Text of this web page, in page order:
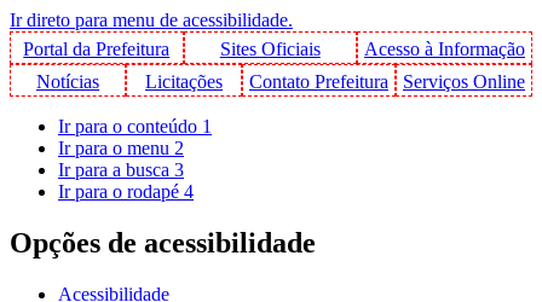
Ir direto para menu de acessibilidade.
Portal da Prefeitura
Sites Oficiais
Acesso à Informação
Notícias
Licitações Contato Prefeitura Serviços Online
Ir para o conteúdo 1
Ir para o menu 2
Ir para a busca 3
Ir para o rodapé 4
Opções de acessibilidade
Acessibilidade